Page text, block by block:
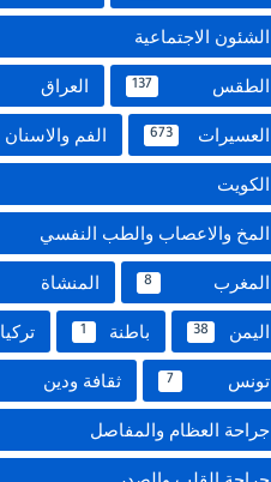
الشئون الاجتماعية
الطقس 137 العراق
العسيرات 673 الفم والاسنان
الكويت
المخ والاعصاب والطب النفسي
المغرب 8 المنشاة
اليمن 38 باطنة 1 تركيا
تونس 7 ثقافة ودين
جراحة العظام والمفاصل